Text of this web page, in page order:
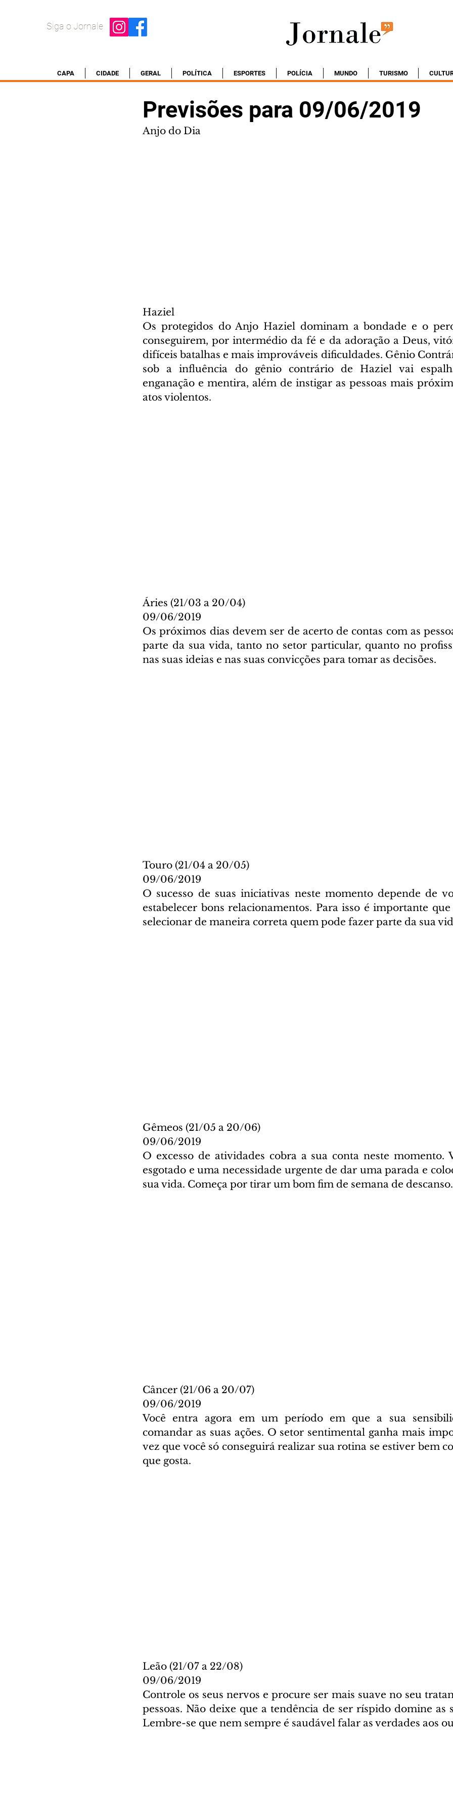
Siga o Jornale
CAPA CIDADE GERAL POLÍTICA ESPORTES POLÍCIA MUNDO TURISMO
Previsões para 09/06/2019
Anjo do Dia
Haziel
Os protegidos do Anjo Haziel dominam a bondade e o
conseguirem, por intermédio da fé e da adoração a Deus,
difíceis batalhas e mais improváveis dificuldades. Gênio
sob a influência do gênio contrário de Haziel vai
enganação e mentira, além de instigar as pessoas mais
atos violentos.
Áries (21/03 a 20/04)
09/06/2019
Os próximos dias devem ser de acerto de contas com as
parte da sua vida, tanto no setor particular, quanto no
nas suas ideias e nas suas convicções para tomar as decisões.
Touro (21/04 a 20/05)
09/06/2019
O sucesso de suas iniciativas neste momento depende de
estabelecer bons relacionamentos. Para isso é importante que
selecionar de maneira correta quem pode fazer parte da sua
Gêmeos (21/05 a 20/06)
09/06/2019
O excesso de atividades cobra a sua conta neste momento.
esgotado e uma necessidade urgente de dar uma parada e
sua vida. Começa por tirar um bom fim de semana de descanso.
Câncer (21/06 a 20/07)
09/06/2019
Você entra agora em um período em que a sua
comandar as suas ações. O setor sentimental ganha mais
vez que você só conseguirá realizar sua rotina se estiver bem
que gosta.
Leão (21/07 a 22/08)
09/06/2019
Controle os seus nervos e procure ser mais suave no seu
pessoas. Não deixe que a tendência de ser ríspido domine as
Lembre-se que nem sempre é saudável falar as verdades aos